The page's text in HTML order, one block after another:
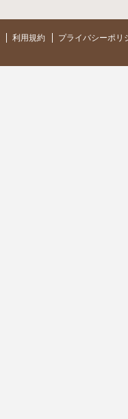
利用規約 プライバシーポリ